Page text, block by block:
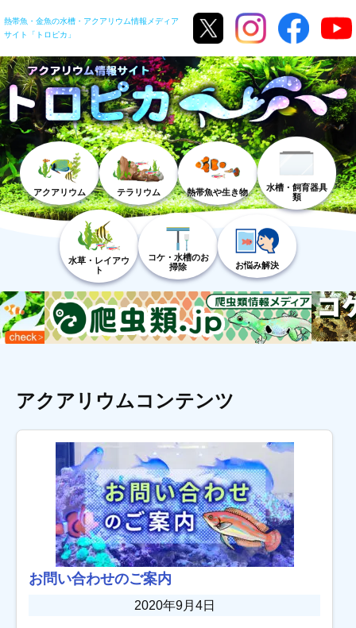
熱帯魚・金魚の水槽・アクアリウム情報メディア
サイト「トロピカ」
アクアリウム テラリウム 熱帯魚や生き物
水槽・飼育器具
類
水草・レイアウ
ト
コケ・水槽のお
掃除
お悩み解決
アクアリウムコンテンツ
お問い合わせのご案内
2020年9月4日